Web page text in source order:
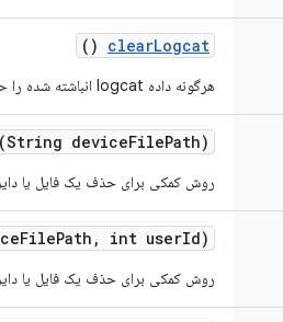
clearLogcat
()
هرگونه داده logcat انباشته شده را حذف می‌کند.
(String deviceFilePath)
روش کمکی برای حذف یک فایل یا
FilePath , int userId)
روش کمکی برای حذف یک فایل یا